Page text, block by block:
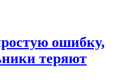
ошибку,
теряют